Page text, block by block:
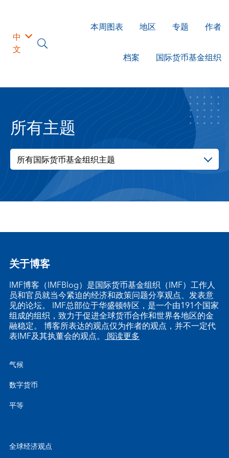
中
文
本周图表 地区 专题 作者
档案 国际货币基金组织
所有主题
所有国际货币基金组织主题
关于博客
IMF博客（IMFBlog）是国际货币基金组织（IMF）工作人
员和官员就当今紧迫的经济和政策问题分享观点、发表意
见的论坛。 IMF总部位于华盛顿特区，是一个由191个国家
组成的组织，致力于促进全球货币合作和世界各地区的金
融稳定。 博客所表达的观点仅为作者的观点，并不一定代
表IMF及其执董会的观点。 阅读更多
气候
数字货币
平等
全球经济观点